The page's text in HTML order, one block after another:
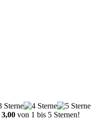
3,00 von 1 bis 5 Sternen!